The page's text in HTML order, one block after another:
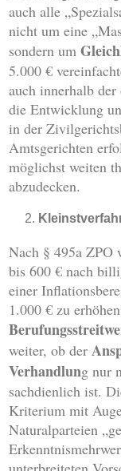
auch alle
nicht um eine
sondern um
5.000 €
auch innerhalb
die Entwicklung
in der
Amtsgerichten
möglichst weiten
abzudecken.
Nach § 495a ZPO
bis 600 € nach
einer
1.000 € zu
weiter, ob der
Verhandlung nur
sachdienlich ist.
Kriterium mit
Naturalparteien